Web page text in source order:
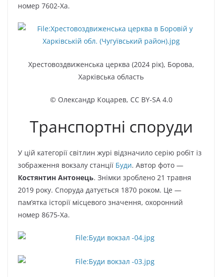
номер 7602-Ха.
Хрестовоздвиженська церква (2024 рік), Борова,
Харківська область
© Олександр Коцарев, CC BY-SA 4.0
Транспортні споруди
У цій категорії світлин журі відзначило серію робіт із
зображення вокзалу станції Буди. Автор фото —
Костянтин Антонець. Знімки зроблено 21 травня
2019 року. Споруда датується 1870 роком. Це —
пам’ятка історії місцевого значення, охоронний
номер 8675-Ха.